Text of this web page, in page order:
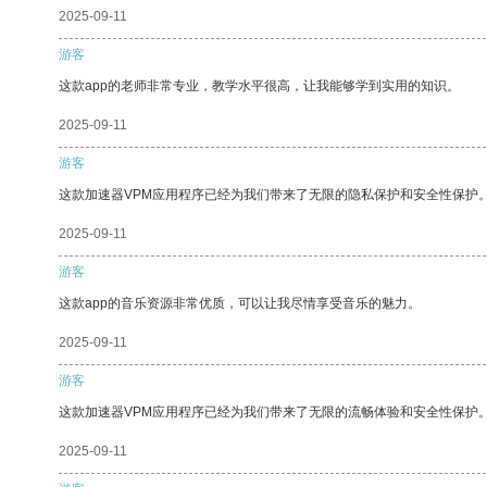
2025-09-11
游客
这款app的老师非常专业，教学水平很高，让我能够学到实用的知识。
2025-09-11
游客
这款加速器VPM应用程序已经为我们带来了无限的隐私保护和安全性保护
2025-09-11
游客
这款app的音乐资源非常优质，可以让我尽情享受音乐的魅力。
2025-09-11
游客
这款加速器VPM应用程序已经为我们带来了无限的流畅体验和安全性保护
2025-09-11